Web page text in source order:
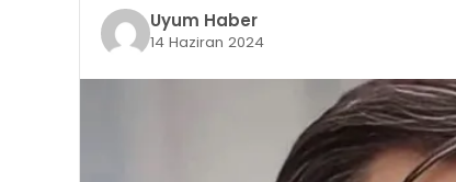
Uyum Haber
14 Haziran 2024